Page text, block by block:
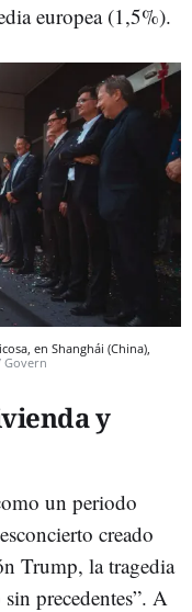
europea (1,5%).
en Shanghái (China),
Govern
y
un periodo
creado
Trump, la tragedia
precedentes”. A